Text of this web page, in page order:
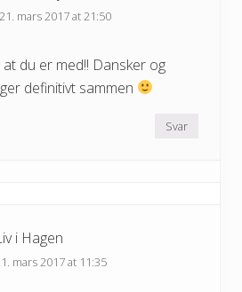
21. mars 2017 at 21:50
at du er med!! Dansker og
definitivt sammen
Svar
i Hagen
mars 2017 at 11:35